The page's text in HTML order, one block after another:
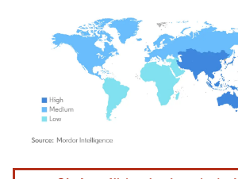
Imagen © Mordor Intelligence. El uso requiere